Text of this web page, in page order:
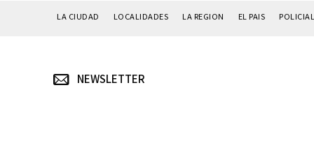
LA CIUDAD LOCALIDADES LA REGION EL PAIS
NEWSLETTER